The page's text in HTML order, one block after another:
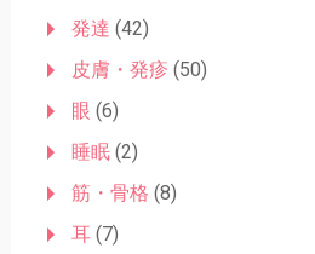
発達 (42)
皮膚・発疹 (50)
眼 (6)
睡眠(2)
筋・骨格 (8)
耳(7)